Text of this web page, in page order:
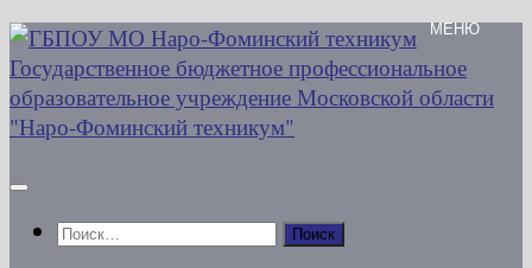
Перейти
к
содержимому
Найти: